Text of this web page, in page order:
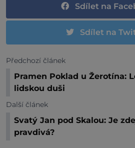
Sdílet na
Sdílet na
Předchozí článek
Pramen Poklad u Žerotína:
lidskou duši
Další článek
Svatý Jan pod Skalou: Je
pravdivá?